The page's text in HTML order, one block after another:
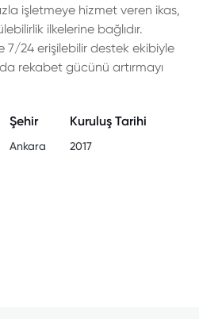
işletmeye hizmet veren ikas,
ilkelerine bağlıdır.
7/24 erişilebilir destek ekibiyle
rekabet gücünü artırmayı
Şehir
Ankara
Kuruluş Tarihi
2017